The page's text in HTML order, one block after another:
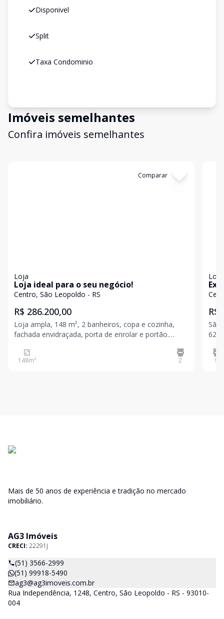
Disponivel
Split
Taxa Condominio
Imóveis semelhantes
Confira imóveis semelhantes
Comparar
Loja
Loja ideal para o seu negócio!
Centro, São Leopoldo - RS
R$ 286.200,00
Loja ampla, 148 m², 2 banheiros, copa e cozinha,
fachada envidraçada, porta de enrolar e portão.
Venha conhecer agende a sua visita. Valores sujeitos
a alteração sem aviso prévio
148m² 2
Loja
R$
São
628
9
Mais de 50 anos de experiência e tradição no mercado
imobiliário.
AG3 Imóveis
CRECI: 22291J
(51) 3566-2999
(51) 99918-5490
ag3@ag3imoveis.com.br
Rua Independência, 1248, Centro, São Leopoldo - RS - 93010-
004